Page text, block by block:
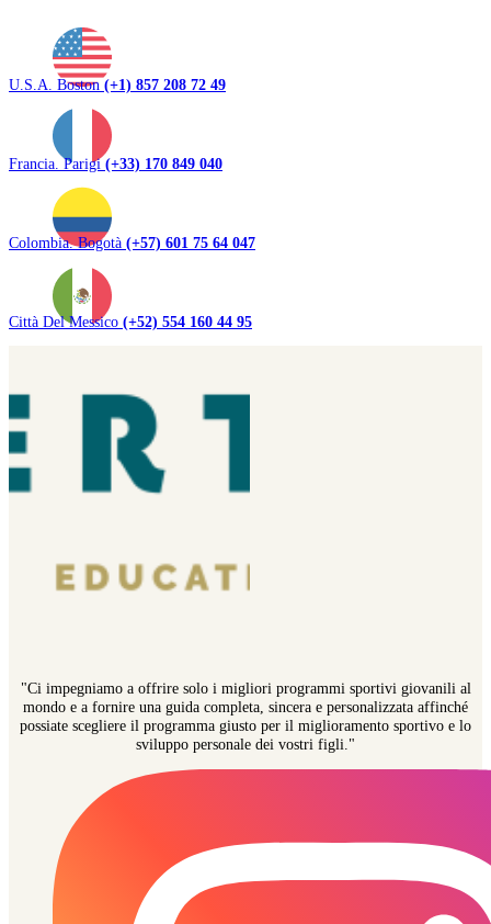
U.S.A. Boston(+1) 857 208 72 49
Francia. Parigi(+33) 170 849 040
Colombia. Bogotà (+57) 601 75 64 047
Città Del Messico (+52) 554 160 44 95
"Ci impegniamo a offrire solo i migliori programmi sportivi giovanili al
mondo e a fornire una guida completa, sincera e personalizzata affinché
possiate scegliere il programma giusto per il miglioramento sportivo e lo
sviluppo personale dei vostri figli."